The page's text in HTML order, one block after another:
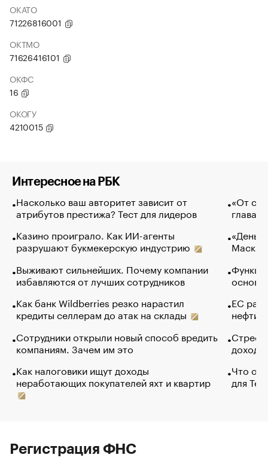
ОКАТО
71226816001
ОКТМО
71626416101
ОКФС
16
ОКОГУ
4210015
Интересное на РБК
Насколько ваш авторитет зависит от
атрибутов престижа? Тест для лидеров
Казино проиграло. Как ИИ-агенты
разрушают букмекерскую индустрию
Выживают сильнейших. Почему компании
избавляются от лучших сотрудников
Как банк Wildberries резко нарастил
кредиты селлерам до атак на склады
Сотрудники открыли новый способ вредить
компаниям. Зачем им это
Как налоговики ищут доходы
неработающих покупателей яхт и квартир
«От
глава
Маск в
основ
ЕС
нефти
Что
для
Регистрация ФНС